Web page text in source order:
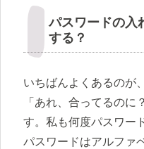
パスワードの入
する？
いちばんよくあるのが
「あれ、合ってるのに
す。私も何度パスワー
パスワードはアルファ